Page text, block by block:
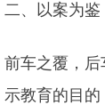
二、以案为鉴
前车之覆，
示教育的目